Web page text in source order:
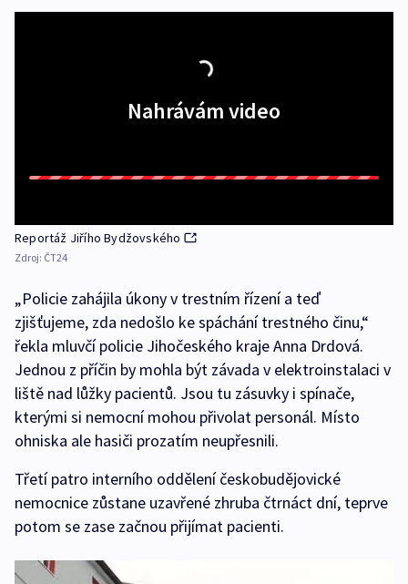
Nahrávám video
Reportáž Jiřího Bydžovského
Zdroj: ČT24
„Policie zahájila úkony v trestním řízení a teď
zjišťujeme, zda nedošlo ke spáchání trestného činu,“
řekla mluvčí policie Jihočeského kraje Anna Drdová.
Jednou z příčin by mohla být závada v elektroinstalaci v
liště nad lůžky pacientů. Jsou tu zásuvky i spínače,
kterými si nemocní mohou přivolat personál. Místo
ohniska ale hasiči prozatím neupřesnili.
Třetí patro interního oddělení českobudějovické
nemocnice zůstane uzavřené zhruba čtrnáct dní, teprve
potom se zase začnou přijímat pacienti.